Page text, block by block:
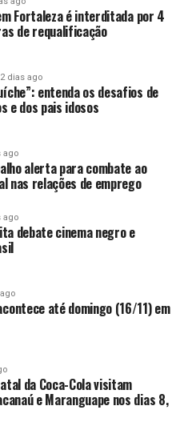
Fortaleza é interditada por 4
de requalificação
2 dias ago
entenda os desafios de
e dos pais idosos
ago
alerta para combate ao
nas relações de emprego
ago
debate cinema negro e
até domingo (16/11) em
da Coca-Cola visitam
e Maranguape nos dias 8,